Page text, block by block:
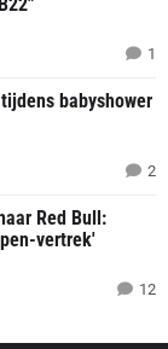
1
babyshower
2
Red Bull:
vertrek'
12